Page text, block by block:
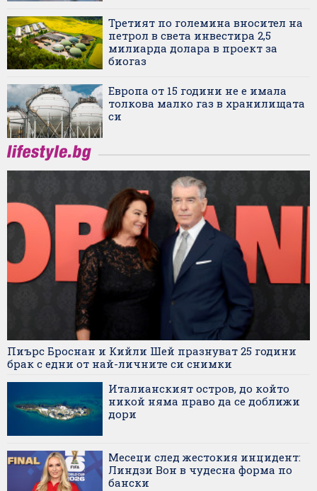
Третият по големина вносител на
петрол в света инвестира 2,5
милиарда долара в проект за
биогаз
Европа от 15 години не е имала
толкова малко газ в хранилищата
си
Пиърс Броснан и Кийли Шей празнуват 25 години
брак с едни от най-личните си снимки
Италианският остров, до който
никой няма право да се доближи
дори
Месеци след жестокия инцидент:
Линдзи Вон в чудесна форма по
бански